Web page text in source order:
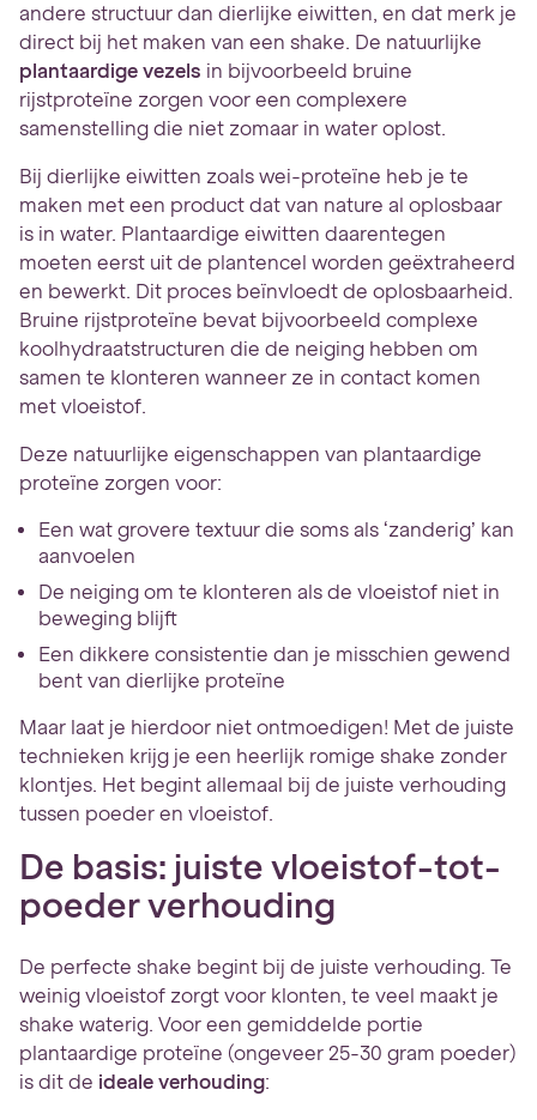
andere structuur dan dierlijke eiwitten, en dat merk je
direct bij het maken van een shake. De natuurlijke
plantaardige vezels in bijvoorbeeld bruine
rijstproteïne zorgen voor een complexere
samenstelling die niet zomaar in water oplost.
Bij dierlijke eiwitten zoals wei-proteïne heb je te
maken met een product dat van nature al oplosbaar
is in water. Plantaardige eiwitten daarentegen
moeten eerst uit de plantencel worden geëxtraheerd
en bewerkt. Dit proces beïnvloedt de oplosbaarheid.
Bruine rijstproteïne bevat bijvoorbeeld complexe
koolhydraatstructuren die de neiging hebben om
samen te klonteren wanneer ze in contact komen
met vloeistof.
Deze natuurlijke eigenschappen van plantaardige
proteïne zorgen voor:
Een wat grovere textuur die soms als ‘zanderig’ kan
aanvoelen
De neiging om te klonteren als de vloeistof niet in
beweging blijft
Een dikkere consistentie dan je misschien gewend
bent van dierlijke proteïne
Maar laat je hierdoor niet ontmoedigen! Met de juiste
technieken krijg je een heerlijk romige shake zonder
klontjes. Het begint allemaal bij de juiste verhouding
tussen poeder en vloeistof.
De basis: juiste vloeistof-tot-
poeder verhouding
De perfecte shake begint bij de juiste verhouding. Te
weinig vloeistof zorgt voor klonten, te veel maakt je
shake waterig. Voor een gemiddelde portie
plantaardige proteïne (ongeveer 25-30 gram poeder)
is dit de ideale verhouding: